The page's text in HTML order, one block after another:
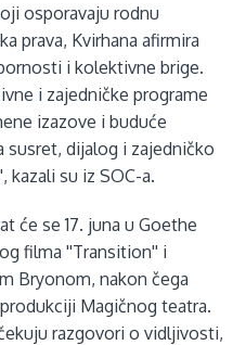
osporavaju rodnu
prava, Kvirhana afirmira
i kolektivne brige.
i zajedničke programe
izazove i buduće
susret, dijalog i zajedničko
kazali su iz SOC-a.
će se 17. juna u Goethe
filma ''Transition'' i
Bryonom, nakon čega
Magičnog teatra.
razgovori o vidljivosti,